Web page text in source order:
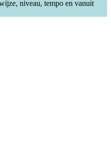
niveau, tempo en vanuit